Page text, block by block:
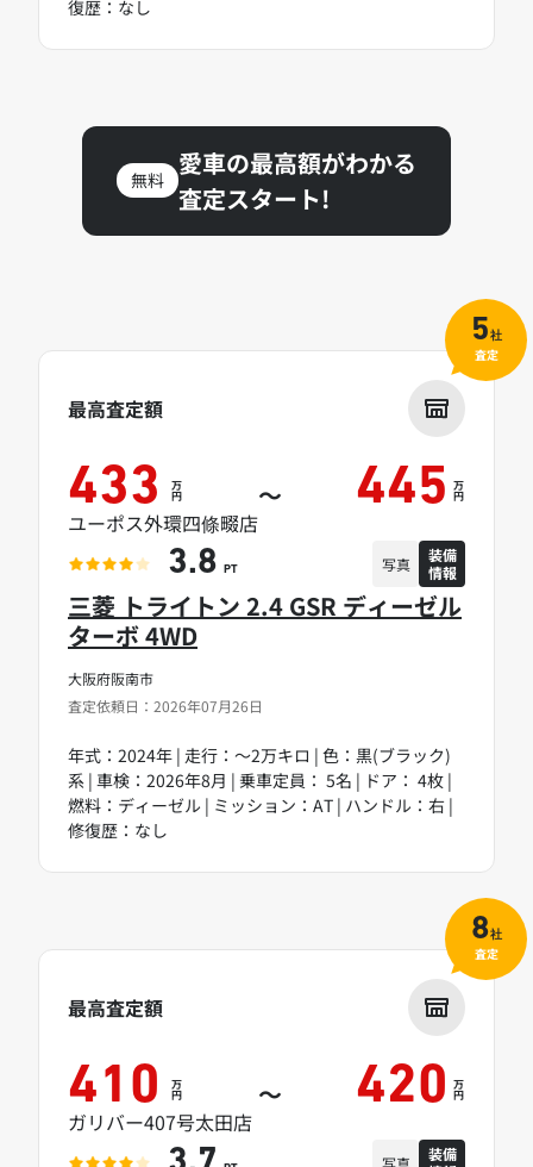
復歴：なし
無料
愛車の最高額がわかる
査定スタート!
大阪府阪南市
査定依頼日：2026年07月26日
三菱 トライトン 2.4 GSR ディーゼル
ターボ 4WD
年式：2024年 | 走行：～2万キロ | 色：黒(ブラック)
系 | 車検：2026年8月 | 乗車定員： 5名 | ドア： 4枚 |
燃料：ディーゼル | ミッション：AT | ハンドル：右 |
修復歴：なし
最高査定額
433 万
円 ～ 445 万
円
ユーポス外環四條畷店
3.8 PT 写真
装備
情報
5社
査定
最高査定額
410 万
円 ～ 420 万
円
ガリバー407号太田店
写真
装備
8社
査定